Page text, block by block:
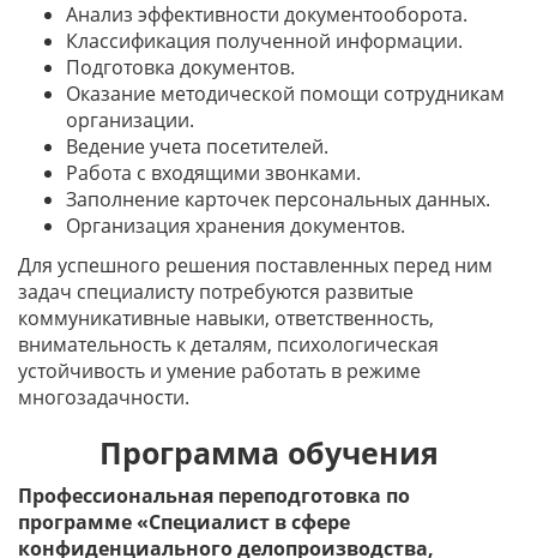
Анализ эффективности документооборота.
Классификация полученной информации.
Подготовка документов.
Оказание методической помощи сотрудникам
организации.
Ведение учета посетителей.
Работа с входящими звонками.
Заполнение карточек персональных данных.
Организация хранения документов.
Для успешного решения поставленных перед ним
задач специалисту потребуются развитые
коммуникативные навыки, ответственность,
внимательность к деталям, психологическая
устойчивость и умение работать в режиме
многозадачности.
Программа обучения
Профессиональная переподготовка по
программе «Специалист в сфере
конфиденциального делопроизводства,